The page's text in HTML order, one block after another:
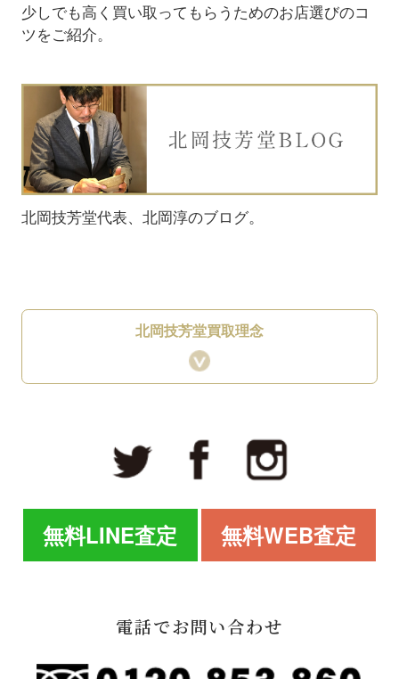
少しでも高く買い取ってもらうためのお店選びのコ
ツをご紹介。
北岡技芳堂代表、北岡淳のブログ。
北岡技芳堂買取理念
無料LINE査定 無料WEB査定
電話でお問い合わせ